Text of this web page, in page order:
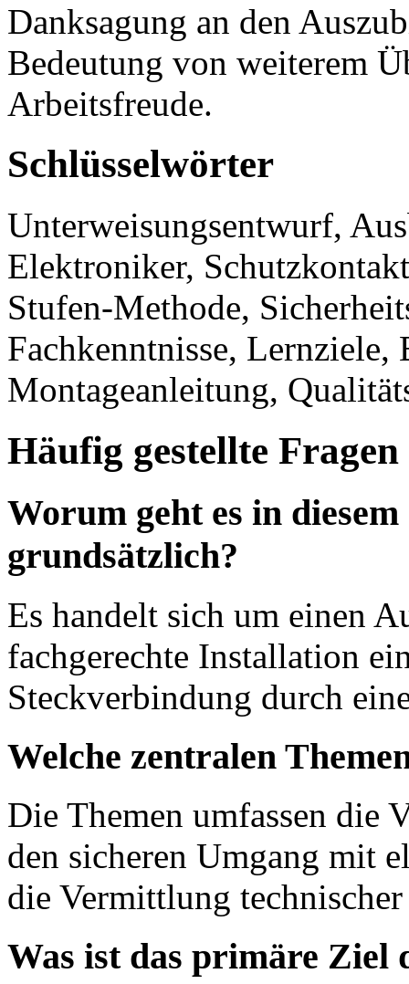
Danksagung an den
Bedeutung von weiterem
Arbeitsfreude.
Schlüsselwörter
Unterweisungsentwurf,
Elektroniker,
Stufen-Methode,
Fachkenntnisse,
Montageanleitung,
Häufig gestellte Fragen
Worum geht es in
grundsätzlich?
Es handelt sich um einen
fachgerechte Installation
Steckverbindung durch
Welche zentralen
Die Themen umfassen die
den sicheren Umgang mit
die Vermittlung
Was ist das primäre Ziel